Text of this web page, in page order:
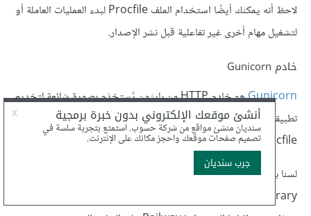
لاحظ أنه يمكنك أيضًا استخدام الملف Procfile لبدء العمليات العاملة أو
لتشغيل مهام أخرى غير تفاعلية قبل نشر الإصدار.
خادم Gunicorn
Gunicorn
هو خادم HTTP من بايثون يُستخدَم بصورة شائعة لتخديم
تطبيقات جانغو WSGI على Railway كما أشرنا في فقرة ملف
Procfile السابقة.